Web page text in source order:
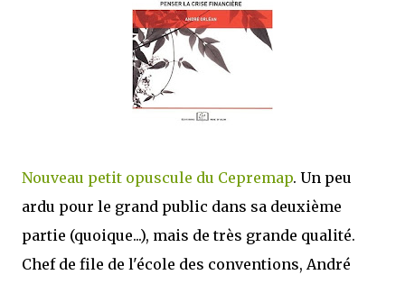
mettre sous tous les yeux. C'est cela...
Nouveau petit opuscule du Cepremap. Un peu
ardu pour le grand public dans sa deuxième
partie (quoique...), mais de très grande qualité.
Chef de file de l'école des conventions, André